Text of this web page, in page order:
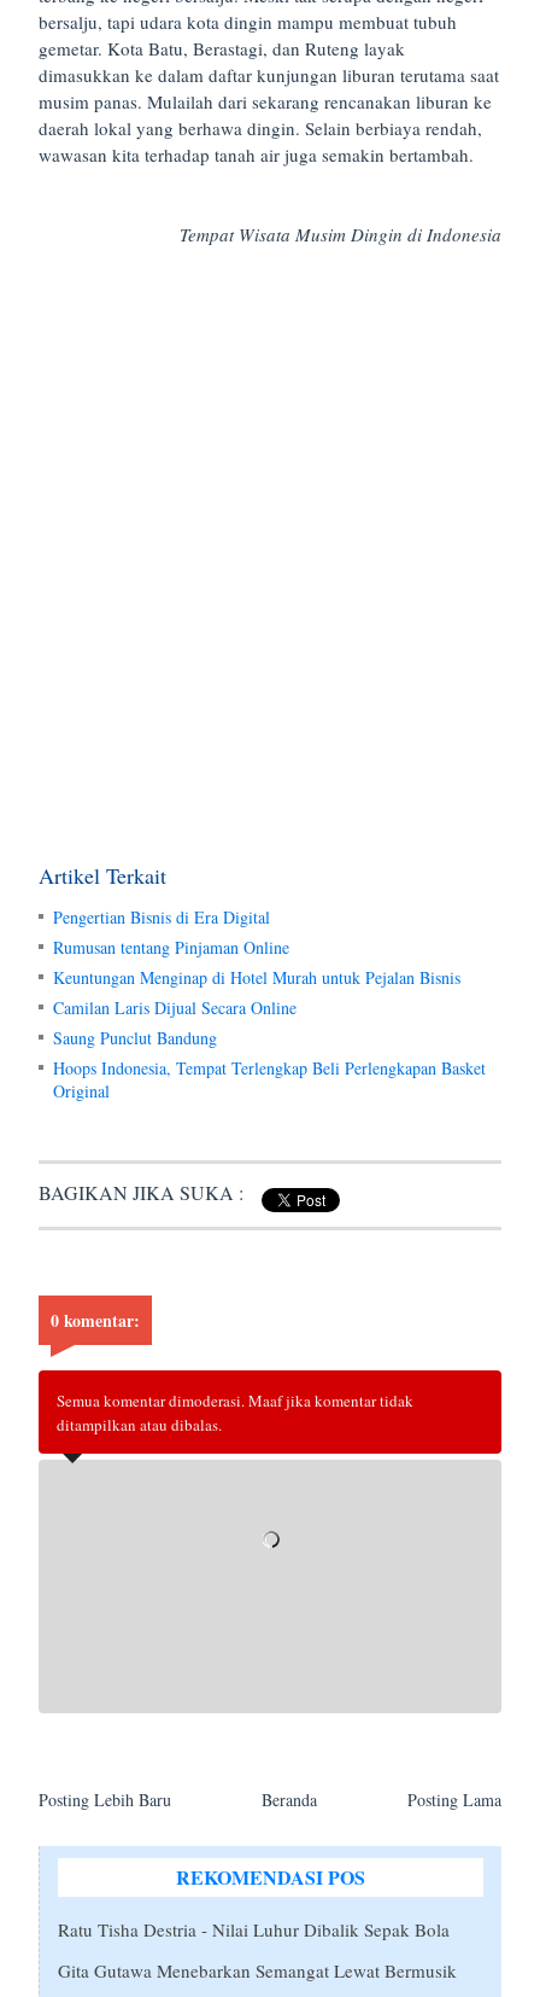
bersalju, tapi udara kota dingin mampu membuat tubuh
gemetar. Kota Batu, Berastagi, dan Ruteng layak
dimasukkan ke dalam daftar kunjungan liburan terutama saat
musim panas. Mulailah dari sekarang rencanakan liburan ke
daerah lokal yang berhawa dingin. Selain berbiaya rendah,
wawasan kita terhadap tanah air juga semakin bertambah.
Tempat Wisata Musim Dingin di Indonesia
Artikel Terkait
Pengertian Bisnis di Era Digital
Rumusan tentang Pinjaman Online
Keuntungan Menginap di Hotel Murah untuk Pejalan Bisnis
Camilan Laris Dijual Secara Online
Saung Punclut Bandung
Hoops Indonesia, Tempat Terlengkap Beli Perlengkapan Basket
Original
BAGIKAN JIKA SUKA :
0 komentar:
Semua komentar dimoderasi. Maaf jika komentar tidak
ditampilkan atau dibalas.
Posting Lebih Baru Posting Lama
Beranda
REKOMENDASI POS
Ratu Tisha Destria - Nilai Luhur Dibalik Sepak Bola
Gita Gutawa Menebarkan Semangat Lewat Bermusik